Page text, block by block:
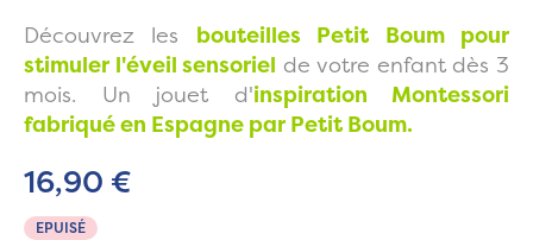
Découvrez les bouteilles Petit Boum pour
stimuler l'éveil sensoriel de votre enfant dès 3
mois. Un jouet d'inspiration Montessori
fabriqué en Espagne par Petit Boum.
EPUISÉ
16,90 €